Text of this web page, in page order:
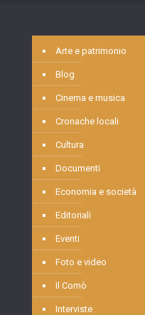
Arte e patrimonio
Blog
Cinema e musica
Cronache locali
Cultura
Documenti
Economia e società
Editoriali
Eventi
Foto e video
Il Comò
Interviste